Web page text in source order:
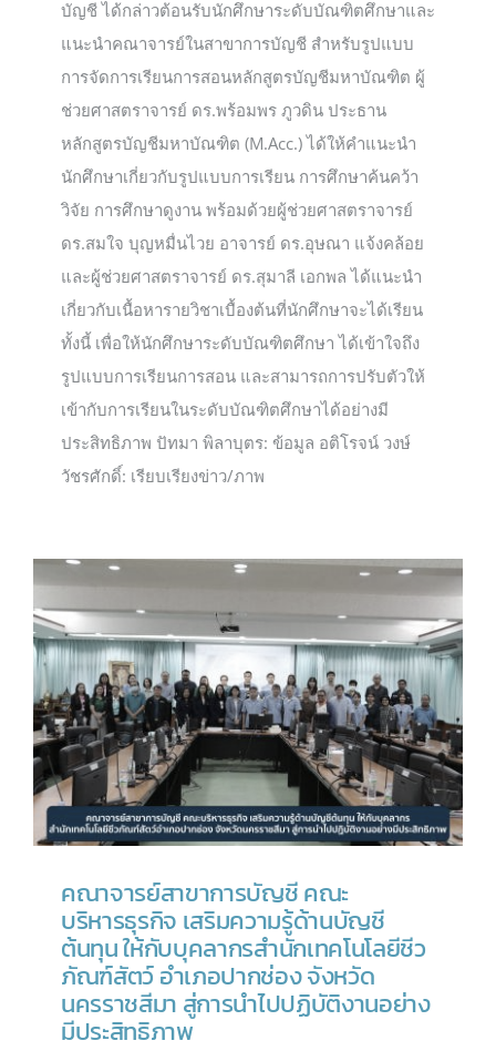
บัญชี ได้กล่าวต้อนรับนักศึกษาระดับบัณฑิตศึกษาและ
แนะนำคณาจารย์ในสาขาการบัญชี สำหรับรูปแบบ
การจัดการเรียนการสอนหลักสูตรบัญชีมหาบัณฑิต ผู้
ช่วยศาสตราจารย์ ดร.พร้อมพร ภูวดิน ประธาน
หลักสูตรบัญชีมหาบัณฑิต (M.Acc.) ได้ให้คำแนะนำ
นักศึกษาเกี่ยวกับรูปแบบการเรียน การศึกษาค้นคว้า
วิจัย การศึกษาดูงาน พร้อมด้วยผู้ช่วยศาสตราจารย์
ดร.สมใจ บุญหมื่นไวย อาจารย์ ดร.อุษณา แจ้งคล้อย
และผู้ช่วยศาสตราจารย์ ดร.สุมาลี เอกพล ได้แนะนำ
เกี่ยวกับเนื้อหารายวิชาเบื้องต้นที่นักศึกษาจะได้เรียน
ทั้งนี้ เพื่อให้นักศึกษาระดับบัณฑิตศึกษา ได้เข้าใจถึง
รูปแบบการเรียนการสอน และสามารถการปรับตัวให้
เข้ากับการเรียนในระดับบัณฑิตศึกษาได้อย่างมี
ประสิทธิภาพ ปัทมา พิลาบุตร: ข้อมูล อติโรจน์ วงษ์
วัชรศักดิ์: เรียบเรียงข่าว/ภาพ
คณาจารย์สาขาการบัญชี คณะ
บริหารธุรกิจ เสริมความรู้ด้านบัญชี
ต้นทุน ให้กับบุคลากรสำนักเทคโนโลยีชีว
ภัณฑ์สัตว์ อำเภอปากช่อง จังหวัด
นครราชสีมา สู่การนำไปปฏิบัติงานอย่าง
มีประสิทธิภาพ